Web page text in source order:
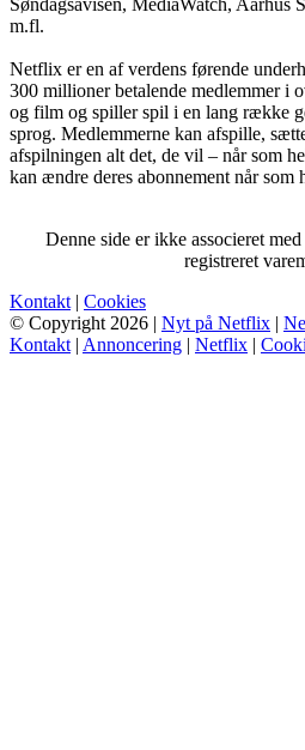
m.fl.
Netflix er en af verdens førende
300 millioner betalende medlemmer i
og film og spiller spil i en lang række
sprog. Medlemmerne kan afspille,
afspilningen alt det, de vil – når som
kan ændre deres abonnement når som
Denne side er ikke associeret
registreret
Kontakt | Cookies
© Copyright 2026 | Nyt på Netflix |
Kontakt | Annoncering | Netflix |